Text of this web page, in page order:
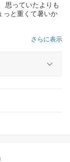
思っていたよりも
っと重くて暑いか
さらに表示